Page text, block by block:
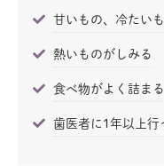
甘いもの、冷たい
熱いものがしみる
食べ物がよく詰まる
歯医者に1年以上行